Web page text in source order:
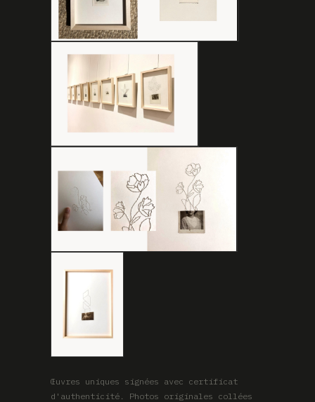
Œuvres uniques signées avec certificat
d'authenticité. Photos originales collées